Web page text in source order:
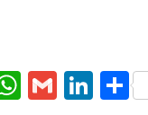
Gmail